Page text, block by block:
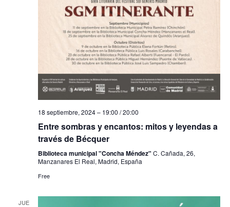
18 septiembre, 2024 – 19:00 /20:00
Entre sombras y encantos: mitos y leyendas a
través de Bécquer
Biblioteca municipal "Concha Méndez" C. Cañada, 26,
Manzanares El Real, Madrid, España
Free
JUE